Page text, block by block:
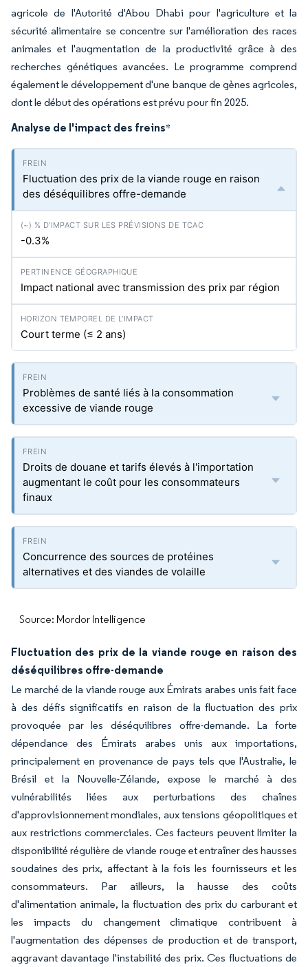
agricole de l'Autorité d'Abou Dhabi pour l'agriculture et la
sécurité alimentaire se concentre sur l'amélioration des races
animales et l'augmentation de la productivité grâce à des
recherches génétiques avancées. Le programme comprend
également le développement d'une banque de gènes agricoles,
dont le début des opérations est prévu pour fin 2025.
Analyse de l'impact des freins*
Fluctuation des prix de la viande rouge en raison
des déséquilibres offre-demande
-0.3%
Impact national avec transmission des prix par région
Court terme (≤ 2 ans)
Problèmes de santé liés à la consommation
excessive de viande rouge
Droits de douane et tarifs élevés à l'importation
augmentant le coût pour les consommateurs
finaux
Concurrence des sources de protéines
alternatives et des viandes de volaille
Source: Mordor Intelligence
Fluctuation des prix de la viande rouge en raison des
déséquilibres offre-demande
Le marché de la viande rouge aux Émirats arabes unis fait face
à des défis significatifs en raison de la fluctuation des prix
provoquée par les déséquilibres offre-demande. La forte
dépendance des Émirats arabes unis aux importations,
principalement en provenance de pays tels que l'Australie, le
Brésil et la Nouvelle-Zélande, expose le marché à des
vulnérabilités liées aux perturbations des chaînes
d'approvisionnement mondiales, aux tensions géopolitiques et
aux restrictions commerciales. Ces facteurs peuvent limiter la
disponibilité régulière de viande rouge et entraîner des hausses
soudaines des prix, affectant à la fois les fournisseurs et les
consommateurs. Par ailleurs, la hausse des coûts
d'alimentation animale, la fluctuation des prix du carburant et
les impacts du changement climatique contribuent à
l'augmentation des dépenses de production et de transport,
aggravant davantage l'instabilité des prix. Ces fluctuations de